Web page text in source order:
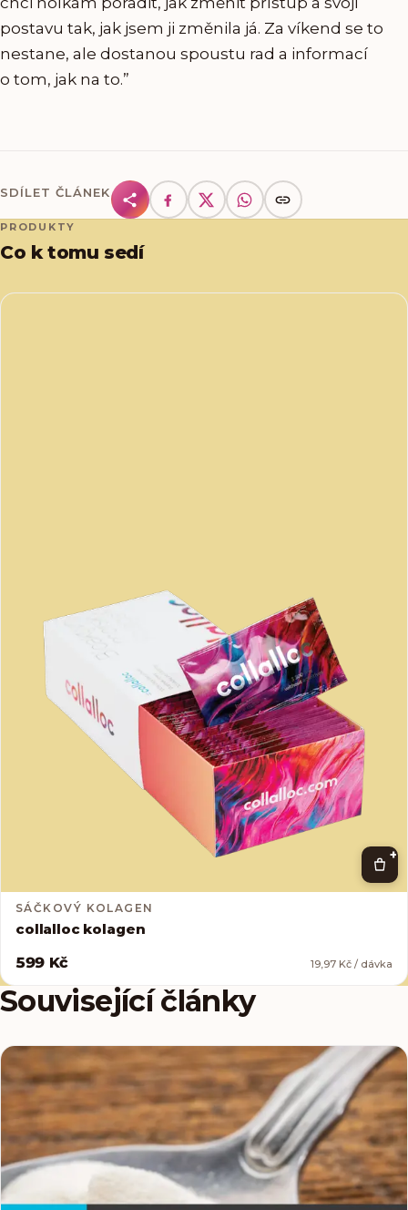
postavu tak, jak jsem ji změnila já. Za víkend se to
nestane, ale dostanou spoustu rad a informací
o tom, jak na to.”
SDÍLET ČLÁNEK
PRODUKTY
Co k tomu sedí
+
SÁČKOVÝ KOLAGEN
collalloc kolagen
599 Kč
19,97 Kč / dávka
Související články